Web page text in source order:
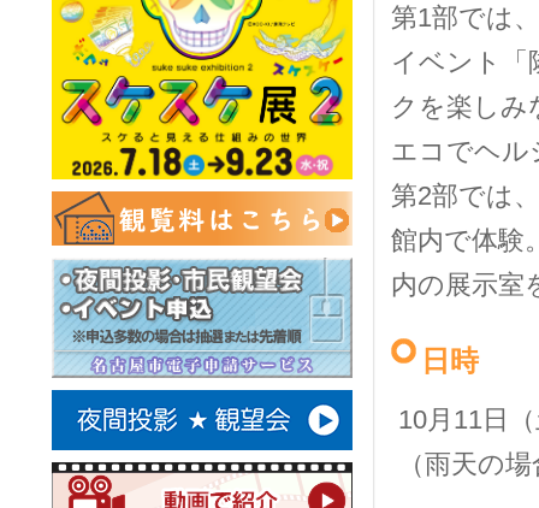
第1部では
イベント「
クを楽しみ
エコでヘル
第2部では
館内で体験
内の展示室
日時
10月11日
（雨天の